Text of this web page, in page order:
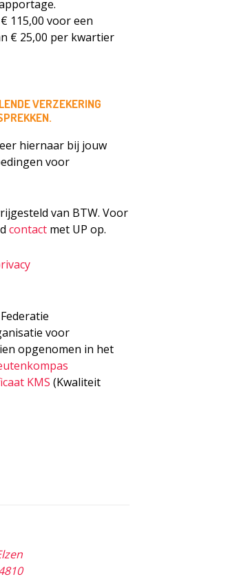
115,00 voor een
€ 25,00 per kwartier
VERZEKERING
hiernaar bij jouw
voor
van BTW. Voor
contact met UP op.
voor
opgenomen in het
KMS (Kwaliteit